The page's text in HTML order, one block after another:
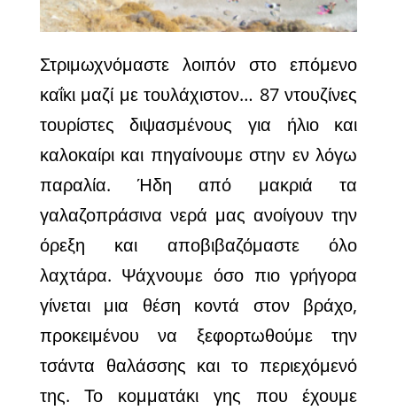
Στριμωχνόμαστε λοιπόν στο επόμενο
καΐκι μαζί με τουλάχιστον… 87 ντουζίνες
τουρίστες διψασμένους για ήλιο και
καλοκαίρι και πηγαίνουμε στην εν λόγω
παραλία. Ήδη από μακριά τα
γαλαζοπράσινα νερά μας ανοίγουν την
όρεξη και αποβιβαζόμαστε όλο
λαχτάρα. Ψάχνουμε όσο πιο γρήγορα
γίνεται μια θέση κοντά στον βράχο,
προκειμένου να ξεφορτωθούμε την
τσάντα θαλάσσης και το περιεχόμενό
της. Το κομματάκι γης που έχουμε